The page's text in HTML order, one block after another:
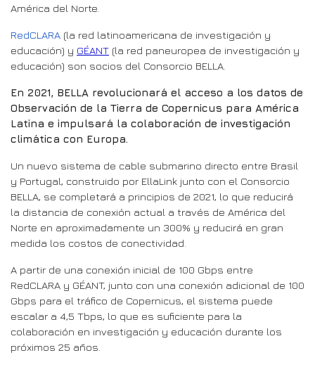
América del Norte.
RedCLARA (la red latinoamericana de investigación y
educación) y GÉANT (la red paneuropea de investigación y
educación) son socios del Consorcio BELLA.
En 2021, BELLA revolucionará el acceso a los datos de
Observación de la Tierra de Copernicus para América
Latina e impulsará la colaboración de investigación
climática con Europa.
Un nuevo sistema de cable submarino directo entre Brasil
y Portugal, construido por EllaLink junto con el Consorcio
BELLA, se completará a principios de 2021, lo que reducirá
la distancia de conexión actual a través de América del
Norte en aproximadamente un 300% y reducirá en gran
medida los costos de conectividad.
A partir de una conexión inicial de 100 Gbps entre
RedCLARA y GÉANT, junto con una conexión adicional de 100
Gbps para el tráfico de Copernicus, el sistema puede
escalar a 4,5 Tbps, lo que es suficiente para la
colaboración en investigación y educación durante los
próximos 25 años.